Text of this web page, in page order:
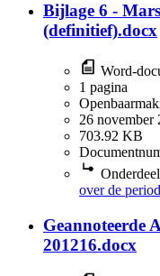
Bijlage 6 -
(definitief).docx
Word-
1 pagina
26 november
703.92 KB
over de
Geannoteerde
201216.docx